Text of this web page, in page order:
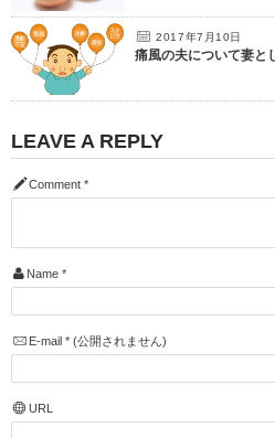
2017年7月10日
痛風の夫について妻と
LEAVE A REPLY
Comment *
Name *
E-mail *(公開されません)
URL